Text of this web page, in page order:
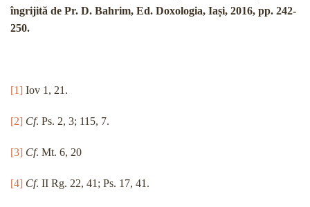
îngrijită de Pr. D. Bahrim, Ed. Doxologia, Iași, 2016, pp. 242-
250.
[1] Iov 1, 21.
[2] Cf. Ps. 2, 3; 115, 7.
[3] Cf. Mt. 6, 20
[4] Cf. II Rg. 22, 41; Ps. 17, 41.